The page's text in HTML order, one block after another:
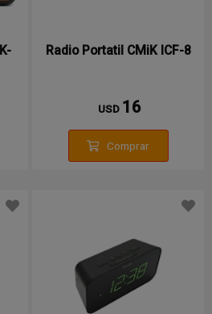
Radio Portatil CMiK ICF-8
USD 16
Comprar